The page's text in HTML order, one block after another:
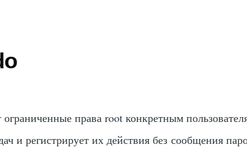
ограниченные права root конкретным
и регистрирует их действия без сообщения